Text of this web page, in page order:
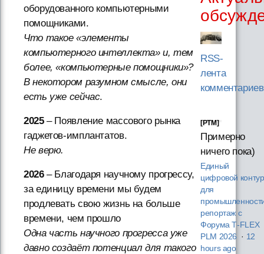
оборудованного компьютерными
помощниками.
Что такое «элементы
компьютерного интеллекта» и, тем
более, «компьютерные помощники»?
В некотором разумном смысле, они
есть уже сейчас.
2025– Появление массового рынка
гаджетов-имплантатов.
Не верю.
2026– Благодаря научному прогрессу,
за единицу времени мы будем
продлевать свою жизнь на больше
времени, чем прошло
Одна часть научного прогресса уже
давно создаёт потенциал для такого
RSS-
лента
комментариев
[PTM]
Примерно
ничего пока)
Единый
цифровой контур
для
репортаж с
Форума T‑FLEX
PLM 2026 · 12
hours ago